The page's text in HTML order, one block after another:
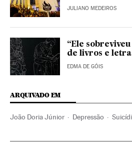
JULIANO MEDEIROS
“Ele
de livros e
EDMA DE GÓIS
ARQUIVADO EM
João Doria Júnior Depressão